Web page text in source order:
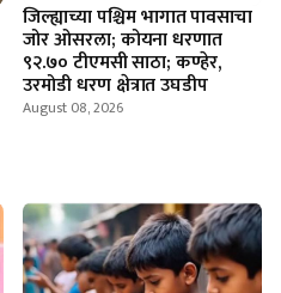
जिल्ह्याच्या पश्चिम भागात पावसाचा
जोर ओसरला; कोयना धरणात
९२.७० टीएमसी साठा; कण्हेर,
उरमोडी धरण क्षेत्रात उघडीप
August 08, 2026